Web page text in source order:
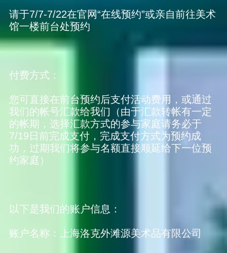
请于7/7-7/22在官网“在线预约”或亲自前往美术
馆一楼前台处预约
付费方式：
您可直接在前台预约后支付活动费用，或通过
我们的帐号汇款给我们（由于汇款转帐有一定
的帐期，选择汇款方式的参与家庭请务必于
7/19日前完成支付，完成支付方式为预约成
功，过期我们将参与名额直接顺延给下一位预
约家庭）
以下是我们的账户信息：
账户名称：上海洛克外滩源美术品有限公司